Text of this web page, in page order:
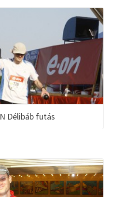
Délibáb futás